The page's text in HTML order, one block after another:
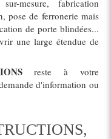
mesure, fabrication
pose de ferronerie mais
de porte blindées...
une large étendue de
reste à votre
d'information ou